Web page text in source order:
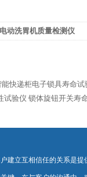
动洗胃机质量检测仪
能快递柜电子锁具寿命试
试验仪 锁体旋钮开关寿
建立互相信任的关系是提